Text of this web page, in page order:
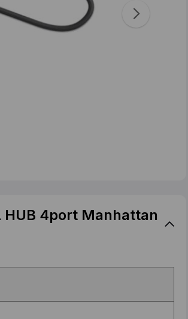
HUB 4port Manhattan